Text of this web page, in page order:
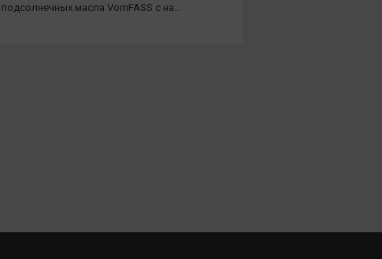
подсолнечных масла VomFASS с на...